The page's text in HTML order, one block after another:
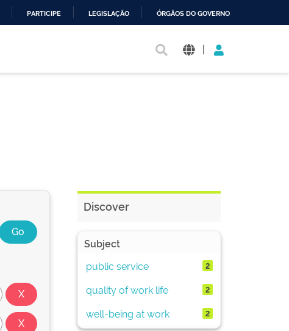
PARTICIPE LEGISLAÇÃO ÓRGÃOS DO GOVERNO
|
Discover
Subject
public service
2
quality of work life 2
well-being at work 2